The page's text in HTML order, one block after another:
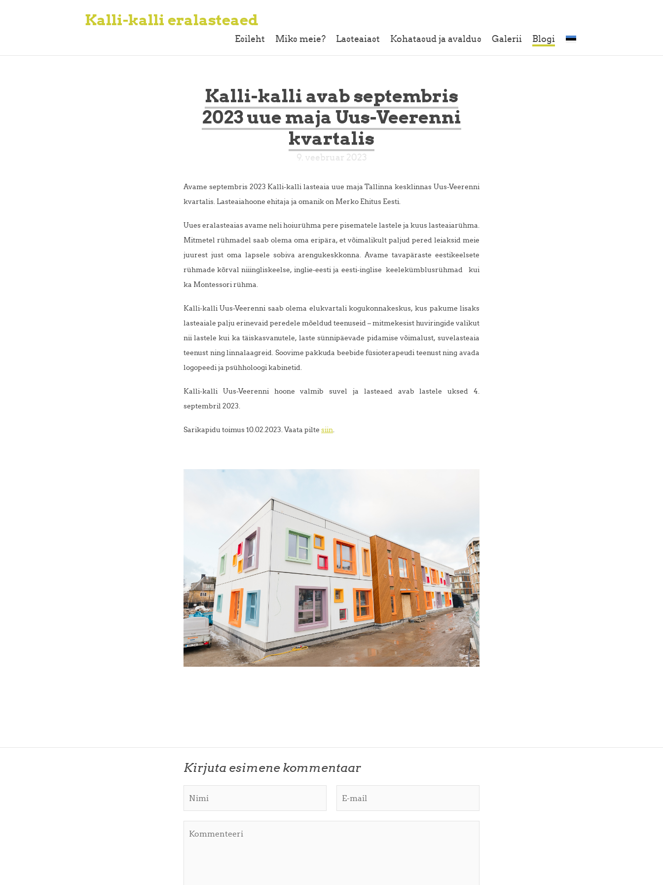
Kalli-kalli eralasteaed
Esileht Miks meie? Lasteaiast Kohatasud ja avaldus Galerii Blogi
Kalli-kalli avab septembris
2023 uue maja Uus-Veerenni
kvartalis
9. veebruar 2023
Avame septembris 2023 Kalli-kalli lasteaia uue maja Tallinna kesklinnas Uus-Veerenni
kvartalis. Lasteaiahoone ehitaja ja omanik on Merko Ehitus Eesti.
Uues eralasteaias avame neli hoiurühma pere pisematele lastele ja kuus lasteaiarühma.
Mitmetel rühmadel saab olema oma eripära, et võimalikult paljud pered leiaksid meie
juurest just oma lapsele sobiva arengukeskkonna. Avame tavapäraste eestikeelsete
rühmade kõrval niiingliskeelse, inglie-eesti ja eesti-inglise keelekümblusrühmad kui
ka Montessori rühma.
Kalli-kalli Uus-Veerenni saab olema elukvartali kogukonnakeskus, kus pakume lisaks
lasteaiale palju erinevaid peredele mõeldud teenuseid – mitmekesist huviringide valikut
nii lastele kui ka täiskasvanutele, laste sünnipäevade pidamise võimalust, suvelasteaia
teenust ning linnalaagreid. Soovime pakkuda beebide füsioterapeudi teenust ning avada
logopeedi ja psühholoogi kabinetid.
Kalli-kalli Uus-Veerenni hoone valmib suvel ja lasteaed avab lastele uksed 4.
septembril 2023.
Sarikapidu toimus 10.02.2023. Vaata pilte siin.
Kirjuta esimene kommentaar